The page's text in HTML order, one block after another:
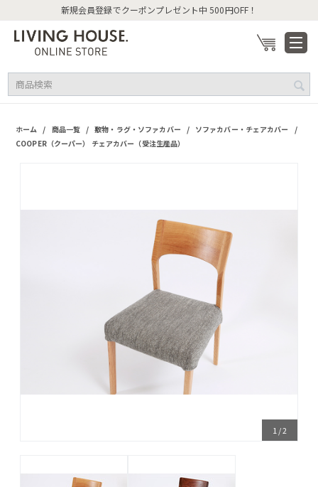
新規会員登録でクーポンプレゼント中 500円OFF！
ホーム / 商品一覧 / 敷物・ラグ・ソファカバー / ソファカバー・チェアカバー /
COOPER（クーパー） チェアカバー（受注生産品）
1 /2